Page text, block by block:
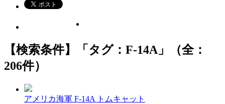
【検索条件】「タグ：F-14A」（全：
206件）
アメリカ海軍 F-14A トムキャット